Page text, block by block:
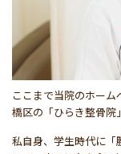
ここまで当院のホー
橋区の「ひらき整骨院
私自身、学生時代に「